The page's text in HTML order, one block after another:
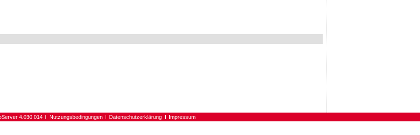
4.030.014 Nutzungsbedingungen Datenschutzerklärung Impressum